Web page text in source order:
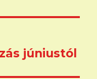
júniustól